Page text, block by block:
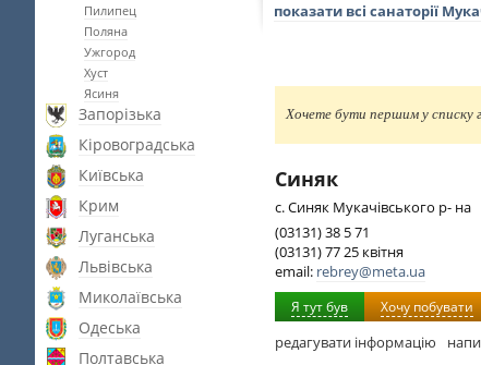
Пилипец
Поляна
Ужгород
Хуст
Ясиня
Запорізька
Кіровоградська
Київська
Крим
Луганська
Львівська
Миколаївська
Одеська
Полтавська
показати всі санаторії
Хочете бути першим у списку
Синяк
с. Синяк Мукачівського р- на
(03131) 38 5 71
(03131) 77 25 квітня
email: rebrey@meta.ua
Я тут був Хочу побувати
редагувати інформацію